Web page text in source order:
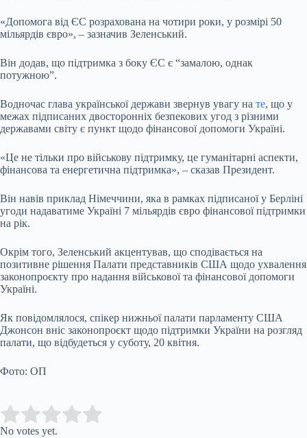
«Допомога від ЄС розрахована на чотири роки, у розмірі 50
мільярдів євро», – зазначив Зеленський.
Він додав, що підтримка з боку ЄС є “замалою, однак
потужною”.
Водночас глава української держави звернув увагу на те, що у
межах підписаних двосторонніх безпекових угод з різними
державами світу є пункт щодо фінансової допомоги Україні.
«Це не тільки про військову підтримку, це гуманітарні аспекти,
фінансова та енергетична підтримка», – сказав Президент.
Він навів приклад Німеччини, яка в рамках підписаної у Берліні
угоди надаватиме Україні 7 мільярдів євро фінансової підтримки
на рік.
Окрім того, Зеленський акцентував, що сподівається на
позитивне рішення Палати представників США щодо ухвалення
законопроєкту про надання військової та фінансової допомоги
Україні.
Як повідомлялося, спікер нижньої палати парламенту США
Джонсон вніс законопроєкт щодо підтримки України на розгляд
палати, що відбудеться у суботу, 20 квітня.
Фото: ОП
Rate this item:
No votes yet.